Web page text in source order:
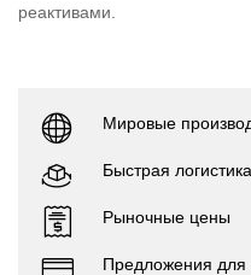
реактивами.
Мировые
Быстрая логистика
Рыночные цены
Предложения для